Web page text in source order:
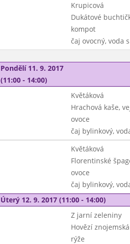
Krupicová
Dukátové
kompot
čaj ovocný, voda
Pondělí 11. 9. 2017
(11:00 - 14:00)
Květáková
Hrachová kaše,
ovoce
čaj bylinkový,
Květáková
Florentinské
ovoce
čaj bylinkový,
Úterý 12. 9. 2017 (11:00 - 14:00)
Z jarní zeleniny
Hovězí
rýže